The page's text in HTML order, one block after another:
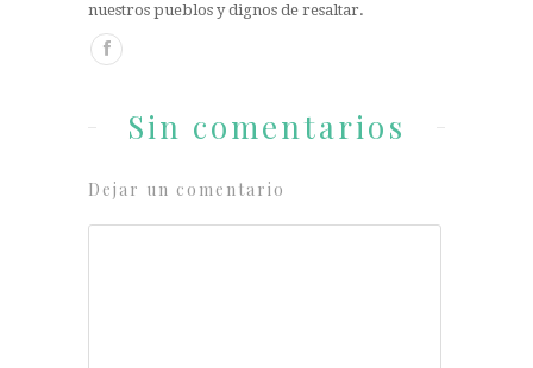
nuestros pueblos y dignos de resaltar.
Sin comentarios
Dejar un comentario